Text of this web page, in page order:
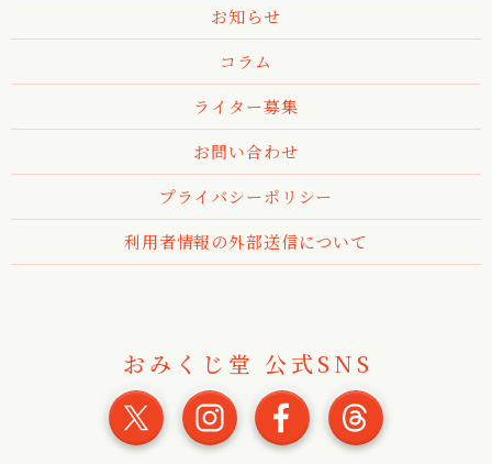
お知らせ
コラム
ライター募集
お問い合わせ
プライバシーポリシー
利用者情報の外部送信について
おみくじ堂 公式SNS
おみくじ堂 公式X
おみくじ堂 公式
おみくじ堂